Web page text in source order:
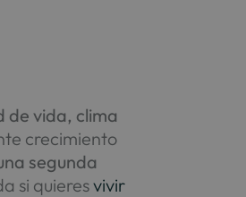
de vida, clima
crecimiento
segunda
si quieresvivir